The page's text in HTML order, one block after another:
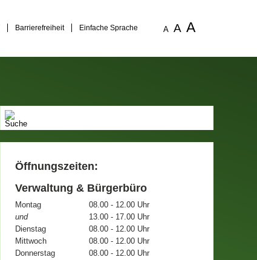
Barrierefreiheit Einfache Sprache A A A
Öffnungszeiten:
Verwaltung & Bürgerbüro
Montag
08.00 - 12.00 Uhr
und
13.00 - 17.00 Uhr
Dienstag
08.00 - 12.00 Uhr
Mittwoch
08.00 - 12.00 Uhr
Donnerstag
08.00 - 12.00 Uhr